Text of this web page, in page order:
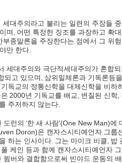
세대주의라고 불리는 일련의 주장들
며
어떤 특정한 징조를 과장하고 확
부종말론을 주장한다는 점에서 그 위
만 한다
세대주의와 극단적세대주의가 혼합
되고 있으며 삼위일체론과 기독론등
기독교의 정통신학을 대체신학을 비하
2000년 기독교를 배교 변질된 신학
주저하지 않는다
도런의 ‘한 새 사람’(One New Man)에
Doron)은 캔자스시티예언자 그룹
하는 인사이다 그는 마이크 비클 밥
폴 케인 등과 함께 캔자스시티예언자
윔버와 결합함으로써 빈야드 운동의